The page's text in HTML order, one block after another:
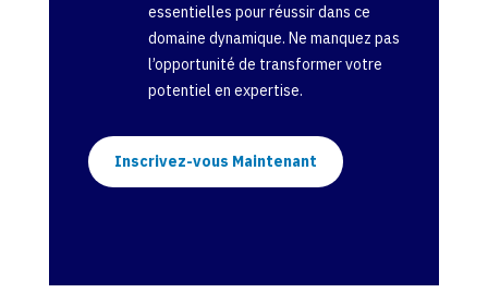
essentielles pour réussir dans ce
domaine dynamique. Ne manquez pas
l’opportunité de transformer votre
potentiel en expertise.
Inscrivez-vous Maintenant